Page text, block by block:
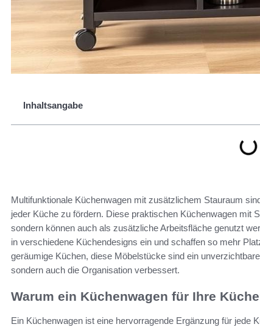
Inhaltsangabe
Multifunktionale Küchenwagen mit zusätzlichem Stauraum
jeder Küche zu fördern. Diese praktischen Küchenwagen mit
sondern können auch als zusätzliche Arbeitsfläche genutzt
in verschiedene Küchendesigns ein und schaffen so mehr
geräumige Küchen, diese Möbelstücke sind ein
sondern auch die Organisation verbessert.
Warum ein Küchenwagen für Ihre
Ein Küchenwagen ist eine hervorragende Ergänzung für jede